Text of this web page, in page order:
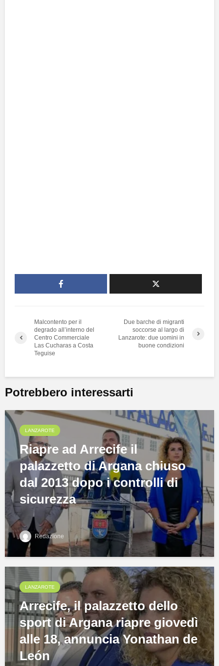
Malcontento per il
degrado all’interno del
Centro Commerciale
Las Cucharas a Costa
Teguise
Due barche di migranti
soccorse al largo di
Lanzarote: due uomini in
buone condizioni
Potrebbero interessarti
LANZAROTE
Riapre ad Arrecife il
palazzetto di Argana chiuso
dal 2013 dopo i controlli di
sicurezza
Redazione
LANZAROTE
Arrecife, il palazzetto dello
sport di Argana riapre giovedì
alle 18, annuncia Yonathan de
León